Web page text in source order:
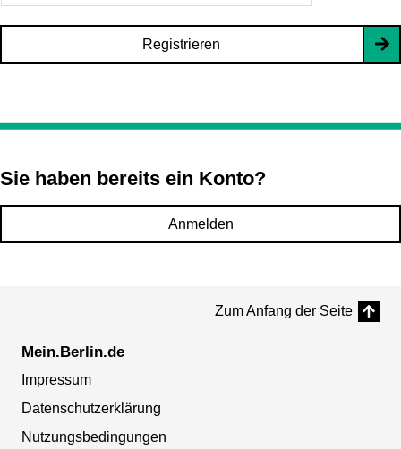
Registrieren
Sie haben bereits ein Konto?
Anmelden
Zum Anfang der Seite
Mein.Berlin.de
Impressum
Datenschutzerklärung
Nutzungsbedingungen